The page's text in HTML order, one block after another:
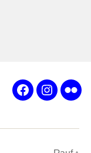
Facebook